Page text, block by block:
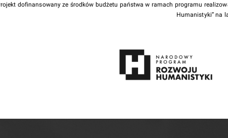
dofinansowany ze środków budżetu państwa w ramach programu
Humanistyki” na